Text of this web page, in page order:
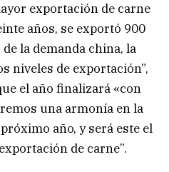
exportación de carne
años, se exportó 900
la demanda china, la
niveles de exportación”,
el año finalizará «con
una armonía en la
año, y será este el
de carne”.